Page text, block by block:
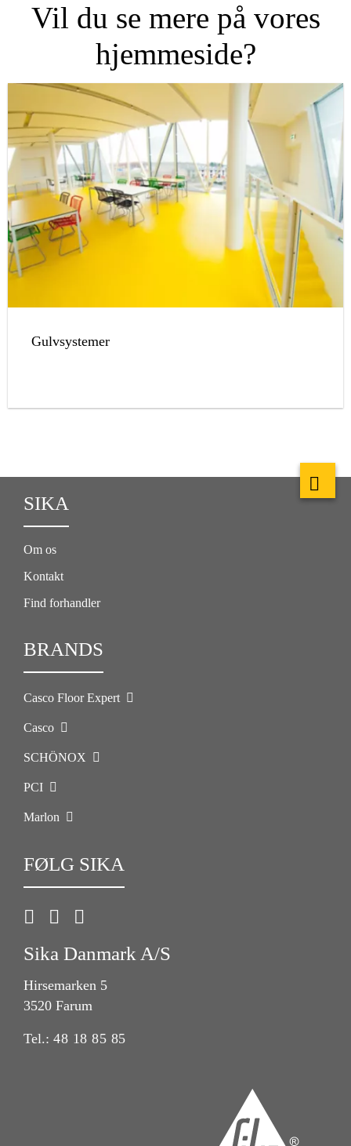
Vil du se mere på vores
hjemmeside?
Gulvsystemer
SIKA
Om os
Kontakt
Find forhandler
BRANDS
Casco Floor Expert
Casco
SCHÖNOX
PCI
Marlon
FØLG SIKA
Sika Danmark A/S
Hirsemarken 5
3520 Farum
Tel.: 48 18 85 85